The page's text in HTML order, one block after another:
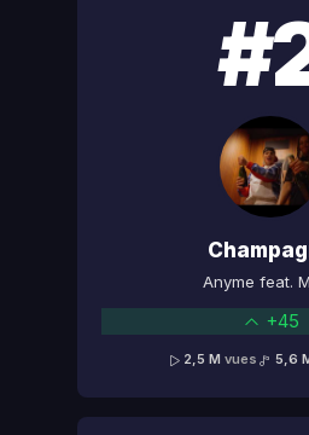
Anyme feat.
+45
2,5 M vues 5,6